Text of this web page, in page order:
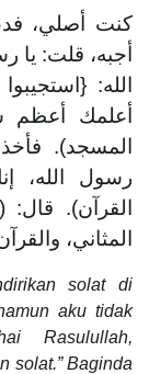
كنت أصلي،
أجبه، قلت: يا
الله:
أعلمك أعظم
المسجد).
رسول الله،
القرآن). قال:
‌المثاني،
solat di
aku tidak
Rasulullah,
solat.” Baginda